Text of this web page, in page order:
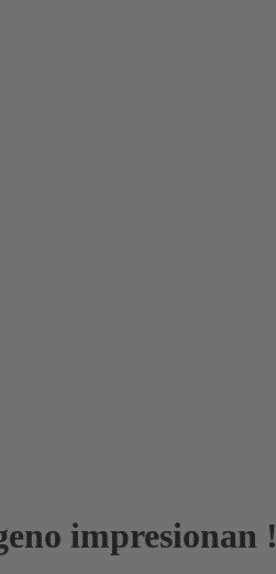
impresionan !